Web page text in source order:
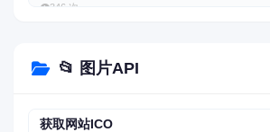
👁️346 次
📂 图片API
获取网站ICO